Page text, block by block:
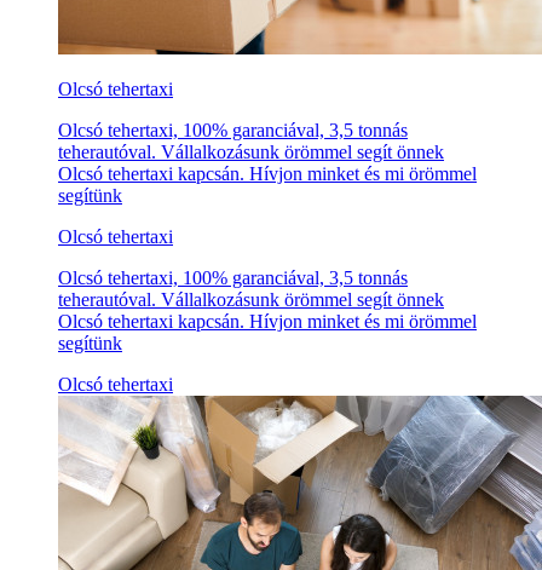
Olcsó tehertaxi
Olcsó tehertaxi, 100% garanciával, 3,5 tonnás
teherautóval. Vállalkozásunk örömmel segít önnek
Olcsó tehertaxi kapcsán. Hívjon minket és mi örömmel
segítünk
Olcsó tehertaxi
Olcsó tehertaxi, 100% garanciával, 3,5 tonnás
teherautóval. Vállalkozásunk örömmel segít önnek
Olcsó tehertaxi kapcsán. Hívjon minket és mi örömmel
segítünk
Olcsó tehertaxi